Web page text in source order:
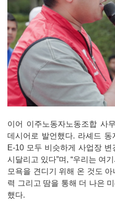
이어 이주노동자노동조합 사
데시어로 발언했다. 라셰드 동
E-10 모두 비슷하게 사업장 변
시달리고 있다”며, “우리는 여
모욕을 견디기 위해 온 것도
력 그리고 땀을 통해 더 나은
했다.